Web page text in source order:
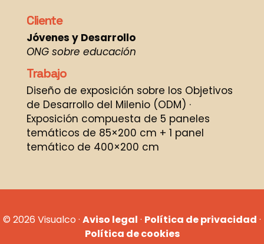
Cliente
Jóvenes y Desarrollo
ONG sobre educación
Trabajo
Diseño de exposición sobre los Objetivos
de Desarrollo del Milenio (ODM) ·
Exposición compuesta de 5 paneles
temáticos de 85×200 cm + 1 panel
temático de 400×200 cm
© 2026 Visualco · Aviso legal · Política de privacidad ·
Política de cookies